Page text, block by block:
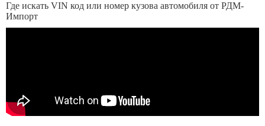
Где искать VIN код или номер кузова автомобиля от РДМ-
Импорт